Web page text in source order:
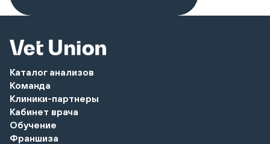
Каталог анализов
Команда
Клиники-партнеры
Кабинет врача
Обучение
Франшиза